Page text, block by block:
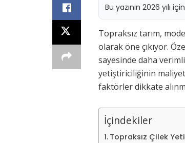
Bu yazının 2026 yılı
Topraksız tarım,
olarak öne çıkıyor.
sayesinde daha
yetiştiriciliğinin
faktörler dikkate
İçindekiler
Topraksız Çilek